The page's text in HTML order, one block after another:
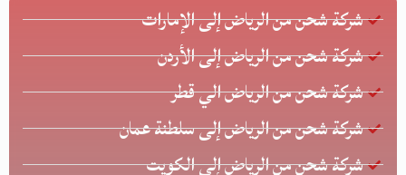
شركة شحن من الرياض إلى الإمارات
شركة شحن من الرياض إلى الأردن
شركة شحن من الرياض الي قطر
شركة شحن من الرياض إلى سلطنة عمان
شركة شحن من الرياض إلى الكويت